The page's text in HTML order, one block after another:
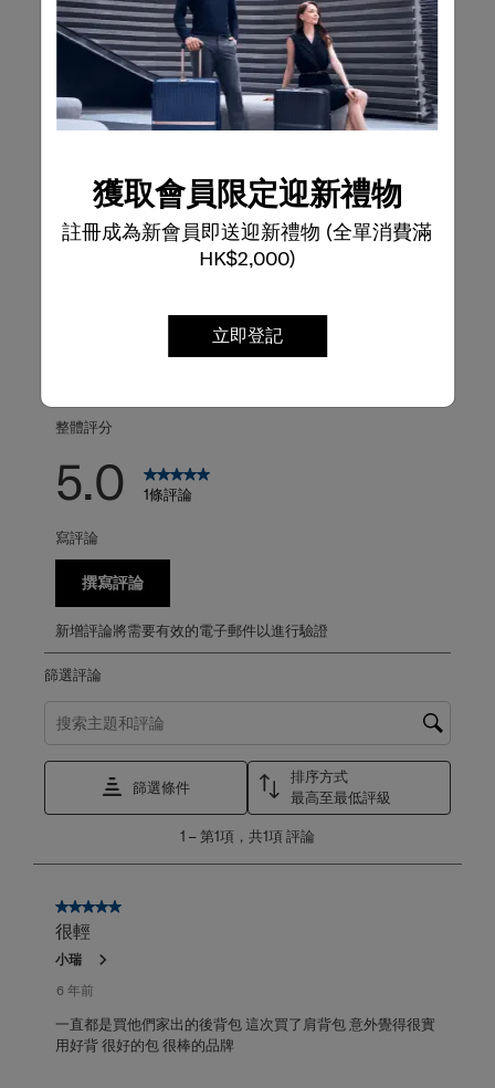
獲取會員限定迎新禮物
註冊成為新會員即送迎新禮物 (全單消費滿
HK$2,000)
立即登記
產品評論
評論
評級快照
從下方選擇一行過濾評論。
整體評分
5.0 1條評論
寫評論
撰寫評論
新增評論將需要有效的電子郵件以進行驗證
篩選評論
搜尋主題和評論搜尋區域
篩選條件
排序方式
最高至最低評級
第
項，
1 –第1項，共1項評論
5星，共5星。
很輕
小瑞
6 年前
一直都是買他們家出的後背包 這次買了肩背包 意外覺得很實
用好背 很好的包 很棒的品牌